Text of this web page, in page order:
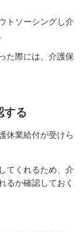
トソーシングし介
た際には、介護保
する
休業給付が受けら
てくれるため、介
るか確認しておく